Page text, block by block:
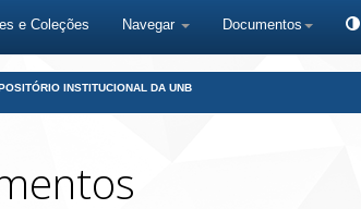
e Coleções Navegar Documentos
INSTITUCIONAL DA UNB